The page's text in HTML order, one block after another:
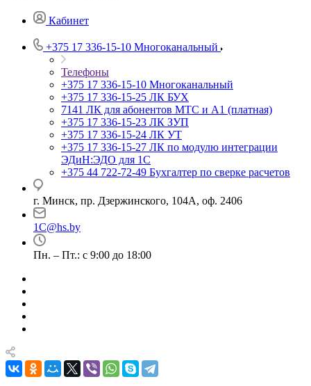
Кабинет
+375 17 336-15-10 Многоканальный
Телефоны
+375 17 336-15-10 Многоканальный
+375 17 336-15-25 ЛК БУХ
7141 ЛК для абонентов МТС и А1 (платная)
+375 17 336-15-23 ЛК ЗУП
+375 17 336-15-24 ЛК УТ
+375 17 336-15-27 ЛК по модулю интеграции
ЭДиН:ЭДО для 1С
+375 44 722-72-49 Бухгалтер по сверке расчетов
г. Минск, пр. Дзержинского, 104А, оф. 2406
1C@hs.by
Пн. – Пт.: с 9:00 до 18:00